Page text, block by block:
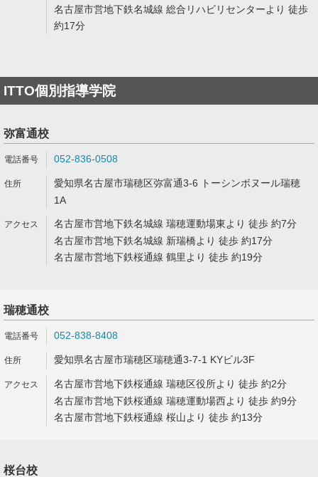
名古屋市営地下鉄名城線 総合リハビリセンターより 徒歩
約17分
ITTO個別指導学院
弥富通校
052-836-0508
愛知県名古屋市瑞穂区弥富通3-6 トーシンボヌール瑞穂
1A
名古屋市営地下鉄名城線 瑞穂運動場東より 徒歩 約7分
名古屋市営地下鉄名城線 新瑞橋より 徒歩 約17分
名古屋市営地下鉄桜通線 鶴里より 徒歩 約19分
瑞穂通校
052-838-8408
愛知県名古屋市瑞穂区瑞穂通3-7-1 KYビル3F
名古屋市営地下鉄桜通線 瑞穂区役所より 徒歩 約2分
名古屋市営地下鉄桜通線 瑞穂運動場西より 徒歩 約9分
名古屋市営地下鉄桜通線 桜山より 徒歩 約13分
桜台校